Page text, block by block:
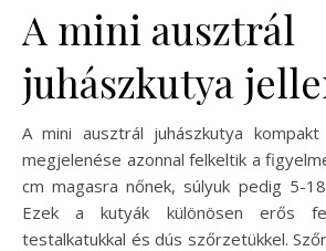
A mini ausztrál
juhászkutya
A mini ausztrál juhászkutya
megjelenése azonnal felkeltik a
cm magasra nőnek, súlyuk pedig 5-
Ezek a kutyák különösen erős
testalkatukkal és dús szőrzetükkel.